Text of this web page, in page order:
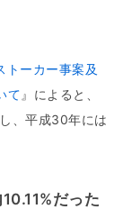
ーカー事案及
て 』によると、
、平成30年には
だった